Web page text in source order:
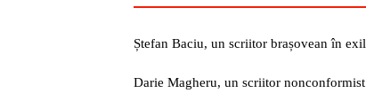
Ștefan Baciu, un scriitor brașovean în exil
Darie Magheru, un scriitor nonconformist